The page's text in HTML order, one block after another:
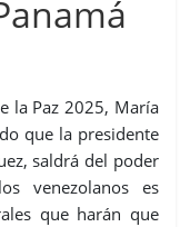
la Paz 2025, María
que la presidente
saldrá del poder
venezolanos es
que harán que